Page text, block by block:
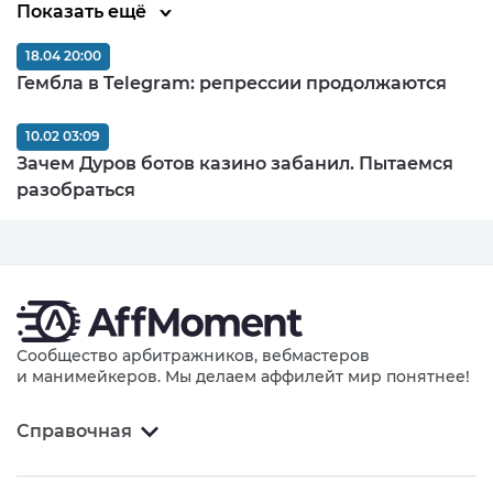
Показать ещё
Гембла в Telegram: репрессии продолжаются
18.04 20:00
Зачем Дуров ботов казино забанил. Пытаемся
разобраться
10.02 03:09
Сообщество арбитражников, вебмастеров
и манимейкеров. Мы делаем аффилейт мир понятнее!
Справочная